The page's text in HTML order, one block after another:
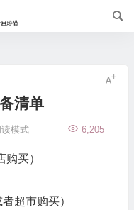
清单
6,205
读模式
买）
超市购买）